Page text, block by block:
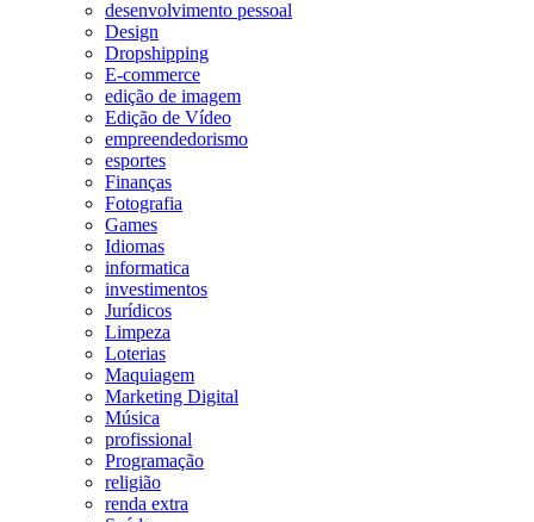
desenvolvimento pessoal
Design
Dropshipping
E-commerce
edição de imagem
Edição de Vídeo
empreendedorismo
esportes
Finanças
Fotografia
Games
Idiomas
informatica
investimentos
Jurídicos
Limpeza
Loterias
Maquiagem
Marketing Digital
Música
profissional
Programação
religião
renda extra